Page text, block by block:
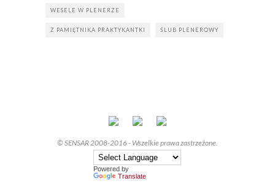
WESELE W PLENERZE
Z PAMIĘTNIKA PRAKTYKANTKI ŚLUB PLENEROWY
© SENSAR 2008-2016 - Wszelkie prawa zastrzeżone.
Powered by
Translate